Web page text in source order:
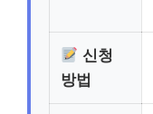
신청
방법